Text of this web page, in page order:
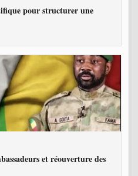
pour structurer une
et réouverture des